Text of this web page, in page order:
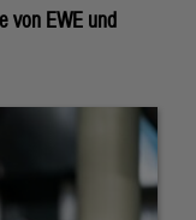
von EWE und